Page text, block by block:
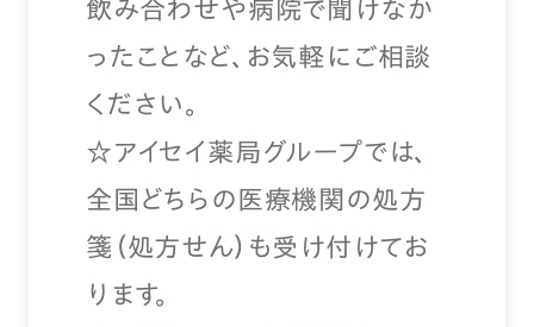
飲み合わせや病院で聞けなか
ったことなど、お気軽にご相談
ください。
☆アイセイ薬局グループでは、
全国どちらの医療機関の処方
箋（処方せん）も受け付けてお
ります。